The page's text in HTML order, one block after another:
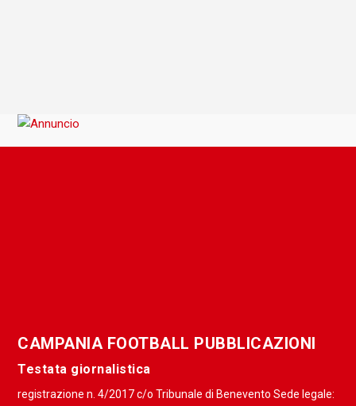
CAMPANIA FOOTBALL PUBBLICAZIONI
Testata giornalistica
registrazione n. 4/2017 c/o Tribunale di Benevento Sede legale: